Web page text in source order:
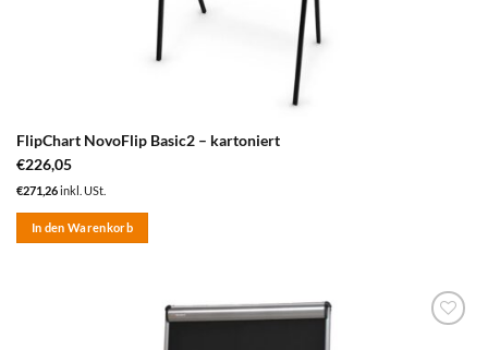
FlipChart NovoFlip Basic2 – kartoniert
€226,05
€271,26inkl. USt.
In den Warenkorb